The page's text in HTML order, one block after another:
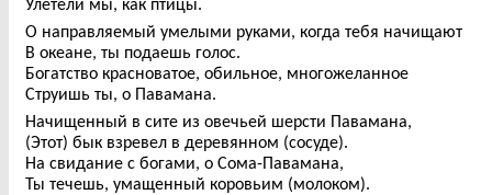
О направляемый умелыми руками, когда тебя начищают
В океане, ты подаешь голос.
Богатство красноватое, обильное, многожеланное
Струишь ты, о Павамана.
Начищенный в сите из овечьей шерсти Павамана,
(Этот) бык взревел в деревянном (сосуде).
На свидание с богами, о Сома-Павамана,
Ты течешь, умащенный коровьим (молоком).